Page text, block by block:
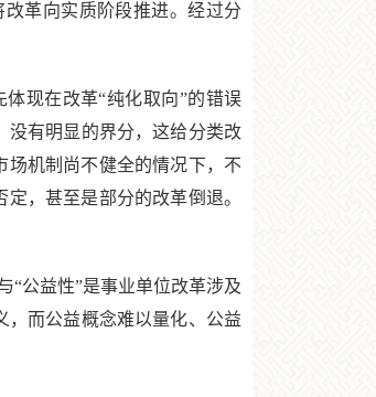
革向实质阶段推进。经过分
现在改革“纯化取向”的错误
没有明显的界分，这给分类改
场机制尚不健全的情况下，不
，甚至是部分的改革倒退。
公益性”是事业单位改革涉及
，而公益概念难以量化、公益